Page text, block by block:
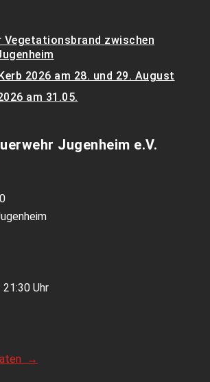
Vegetationsbrand zwischen
2026 am 28. und 29. August
am 31.05.
Jugenheim e.V.
Uhr
→